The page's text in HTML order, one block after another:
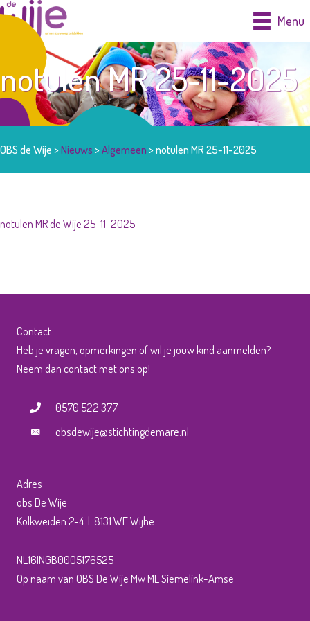
Ga
Menu
notulen MR 25-11-2025
OBS de Wije>Nieuws>Algemeen>notulen MR 25-11-2025
notulen MR de Wije 25-11-2025
Contact
Heb je vragen, opmerkingen of wil je jouw kind aanmelden?
Neem dan contact met ons op!
0570 522 377
obsdewije@stichtingdemare.nl
Adres
obs De Wije
Kolkweiden 2-4 | 8131 WE Wijhe
NL16INGB0005176525
Op naam van OBS De Wije Mw ML Siemelink-Amse